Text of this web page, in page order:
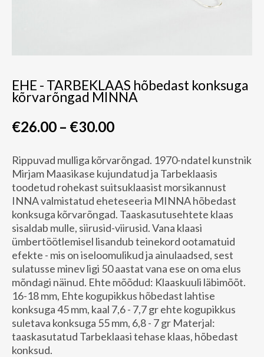
EHE - TARBEKLAAS hõbedast konksuga
kõrvarõngad MINNA
€26.00 – €30.00
Rippuvad mulliga kõrvarõngad. 1970-ndatel kunstnik
Mirjam Maasikase kujundatud ja Tarbeklaasis
toodetud rohekast suitsuklaasist morsikannust
INNA valmistatud eheteseeria MINNA hõbedast
konksuga kõrvarõngad. Taaskasutusehtete klaas
sisaldab mulle, siirusid-viirusid. Vana klaasi
ümbertöötlemisel lisandub teinekord ootamatuid
efekte - mis on iseloomulikud ja ainulaadsed, sest
sulatusse minev ligi 50 aastat vana ese on oma elus
mõndagi näinud. Ehte mõõdud: Klaaskuuli läbimõõt.
16-18 mm, Ehte kogupikkus hõbedast lahtise
konksuga 45 mm, kaal 7,6 - 7,7 gr ehte kogupikkus
suletava konksuga 55 mm, 6,8 - 7 gr Materjal:
taaskasutatud Tarbeklaasi tehase klaas, hõbedast
konksud.